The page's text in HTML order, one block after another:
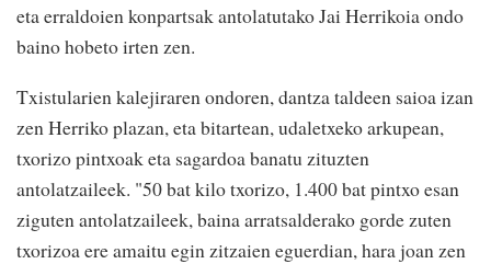
eta erraldoien konpartsak antolatutako Jai Herrikoia ondo
baino hobeto irten zen.
Txistularien kalejiraren ondoren, dantza taldeen saioa izan
zen Herriko plazan, eta bitartean, udaletxeko arkupean,
txorizo pintxoak eta sagardoa banatu zituzten
antolatzaileek. "50 bat kilo txorizo, 1.400 bat pintxo esan
ziguten antolatzaileek, baina arratsalderako gorde zuten
txorizoa ere amaitu egin zitzaien eguerdian, hara joan zen